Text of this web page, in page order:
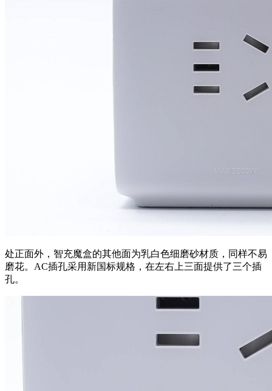
处正面外，智充魔盒的其他面为乳白色细磨砂材质，同样不易
磨花。AC插孔采用新国标规格，在左右上三面提供了三个插
孔。